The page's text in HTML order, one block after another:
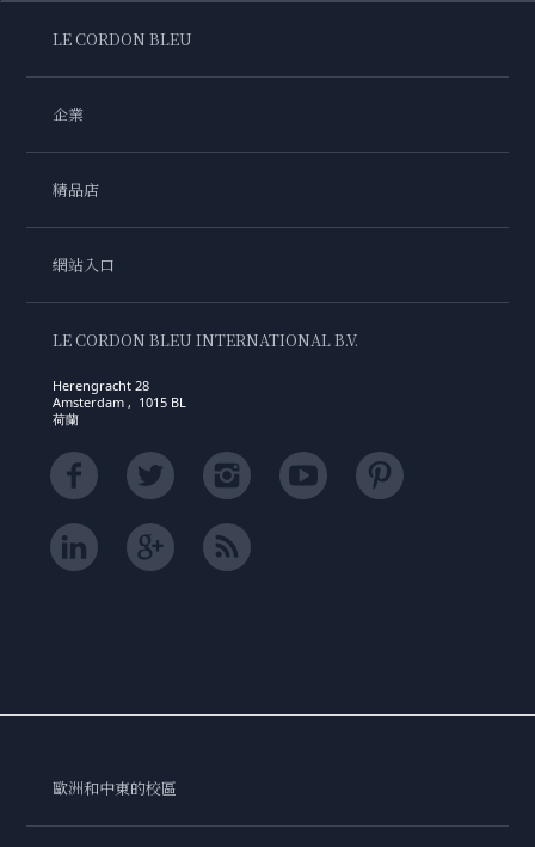
LE CORDON BLEU
企業
精品店
網站入口
LE CORDON BLEU INTERNATIONAL B.V.
Herengracht 28
Amsterdam , 1015 BL
荷蘭
歐洲和中東的校區